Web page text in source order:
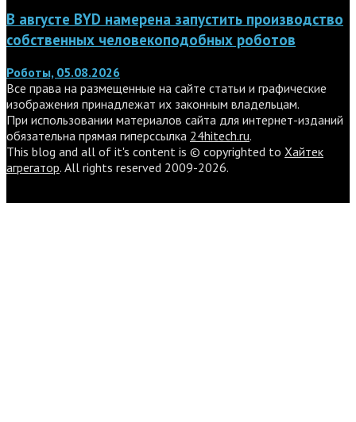
В августе BYD намерена запустить производство
собственных человекоподобных роботов
Роботы, 05.08.2026
Все права на размещенные на сайте статьи и графические
изображения принадлежат их законным владельцам.
При использовании материалов сайта для интернет-изданий
обязательна прямая гиперссылка 24hitech.ru.
This blog and all of it's content is © copyrighted to Хайтек
агрегатор. All rights reserved 2009-2026.